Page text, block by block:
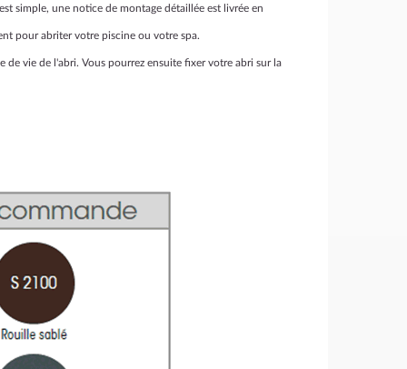
simple, une notice de montage détaillée est livrée en
pour abriter votre piscine ou votre spa.
de vie de l'abri. Vous pourrez ensuite fixer votre abri sur la